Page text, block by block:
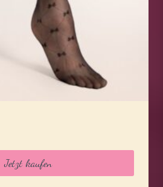
Jetzt kaufen